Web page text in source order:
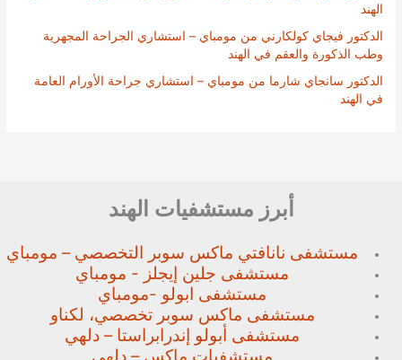
الهند
الدكتور فيجاي كولكارني من مومباي – استشاري الجراحة المجهرية
وطب الذكورة والعقم في الهند
الدكتور سانجاي شارما من مومباي – استشاري جراحة الأورام العامة
في الهند
أبرز مستشفيات الهند
مستشفى نانافتي ماكس سوبر التخصصي – مومباي
مستشفى جلين إيجلز - مومباي
مستشفى ابولو -مومباي
مستشفى ماكس سوبر تخصصي، لكناو
مستشفى أبولو إندرابراستا – دلهي